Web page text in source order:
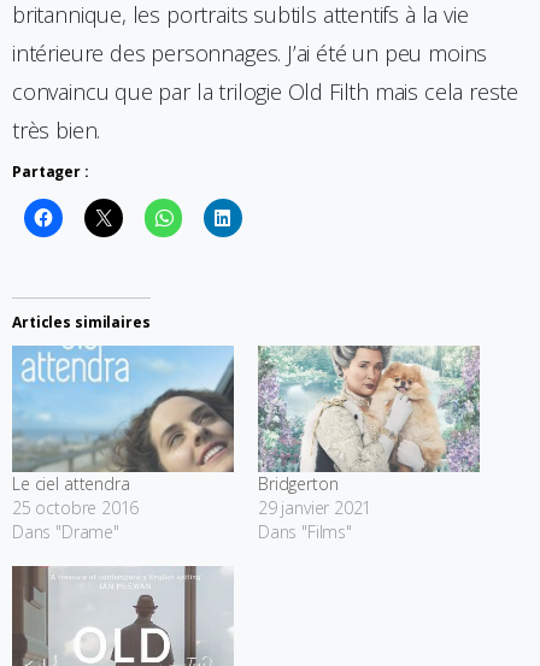
britannique, les portraits subtils attentifs à la vie
intérieure des personnages. J’ai été un peu moins
convaincu que par la trilogie Old Filth mais cela reste
très bien.
Partager :
Articles similaires
Le ciel attendra
25 octobre 2016
Dans "Drame"
Bridgerton
29 janvier 2021
Dans "Films"